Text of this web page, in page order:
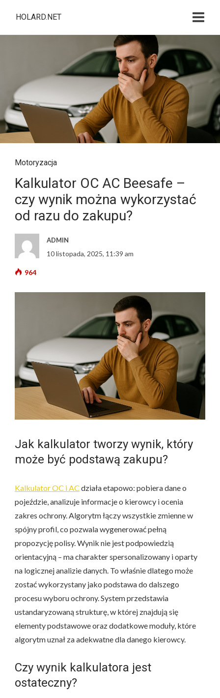
HOLARD.NET
Motoryzacja
Kalkulator OC AC Beesafe –
czy wynik można wykorzystać
od razu do zakupu?
ADMIN
10 listopada, 2025, 11:39 am
964
Jak kalkulator tworzy wynik, który
może być podstawą zakupu?
Kalkulator OC i AC działa etapowo: pobiera dane o
pojeździe, analizuje informacje o kierowcy i ocenia
zakres ochrony. Algorytm łączy wszystkie zmienne w
spójny profil, co pozwala wygenerować pełną
propozycję polisy. Wynik nie jest podpowiedzią
orientacyjną – ma charakter spersonalizowany i oparty
na logicznej analizie danych. To właśnie dlatego może
zostać wykorzystany jako podstawa do dalszego
procesu wyboru ochrony. System przedstawia
ustandaryzowaną strukturę, w której znajdują się
elementy podstawowe oraz dodatkowe moduły, które
algorytm uznał za adekwatne dla danego kierowcy.
Czy wynik kalkulatora jest
ostateczny?